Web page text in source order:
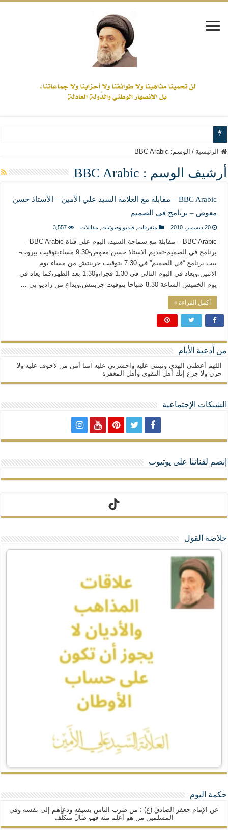
www.alamine.net
مواقف وآراء العلاّمة السيد علي الأمين من الأحداث والقضايا - اضغط للاطلاع
إذا كان التسنن هو الإيمان بسنة رسول الله ( صلى الله عليه وآله) فكلّ
علاقات المذاهب والأديان لا يجوز أن تكون على حساب الأوطان
لن تحمينا مذاهبنا ولا طوائفنا ولا أحزابنا ولا جماعاتنا، بل الإنصهار الوطني والدولة
المذاهب ليست قدرًا لا يمكن تجاوزه
ليست المنفعة تأتي من إسلامية النّظام كما لا تأتي المضرة من مسيحية النظام
المتهاون بوطنه متهاون بدينه حتماً
نسج العلاقة مع الآخر تكون من خلال منظومة القيم و المبادئ الانسانية التي تجعل
الرئيسية / الوسم: BBC Arabic
أرشيف الوسم : BBC Arabic
BBC Arabic – مقابلة مع العلامة السيد علي الأمين – الأستاذ حسن
معوض – برنامج في الصميم
20 ديسمبر، 2010 متفرقات, فيديو وصوتيات, مقابلات 3,557
BBC Arabic – مقابلة مع سماحة السيد، اليوم على قناة BBC Arabic-
برنامج في الصميم-تقديم الاستاذ حسن معوض-9.30 مساءبتوقيت بيروت-
يبث برنامج “في الصميم” في 7.30 بتوقيت جرينتش من مساء يوم
الاثنين،ويعاد في اليوم التالي في 1.30 فجرا،و1.30 بعد الظهر،كما يعاد في
يوم الخميس الساعة 8.30 صباحا بتوقيت جرينتش.ويذاع من راديو بي …
أكمل القراءة »
من أدعية الأيام
اللهم أعطني الهدى وثبتني عليه واحشرني عليه آمنا أمن من لاخوف عليه ولا
حزن ولا جزع إنك أهل التقوى وأهل المغفرة
الشبكات الإجتماعية
إنضم لقناتنا على يوتيوب
تيك توك
خلاصة القول
حكمة اليوم
عن الإمام جعفر الصادق (ع) : من ضرب الناس بسيفه ودعاهم إلى نفسه وفي
المسلمين من هو أعلم منه فهو ضالّ متكلّف